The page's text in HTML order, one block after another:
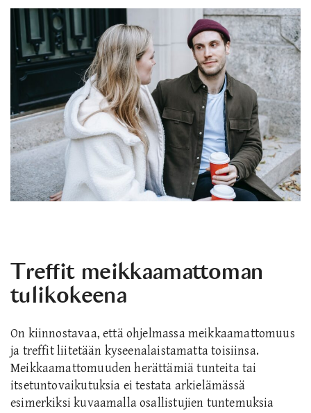
Treffit meikkaamattoman
tulikokeena
On kiinnostavaa, että ohjelmassa meikkaamattomuus
ja treffit liitetään kyseenalaistamatta toisiinsa.
Meikkaamattomuuden herättämiä tunteita tai
itsetuntovaikutuksia ei testata arkielämässä
esimerkiksi kuvaamalla osallistujien tuntemuksia